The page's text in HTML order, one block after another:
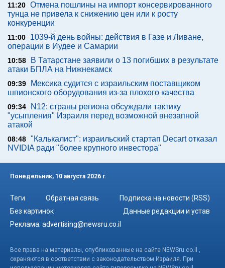
11:20 Отмена пошлины на импорт консервированного
тунца не привела к снижению цен или к росту
конкуренции
11:00
1039-й день войны: действия в Газе и Ливане,
операции в Иудее и Самарии
10:58
В Татарстане заявили о 13 погибших в результате
атаки БПЛА на Нижнекамск
09:39
Мексика судится с израильским поставщиком
шпионского оборудования из-за плохого качества
09:34
N12: страны региона обсуждали тактику
"усыпления" Израиля перед возможной внезапной
атакой
08:48 "Калькалист": израильский стартап Decart отказал
NVIDIA ради "более крупного инвестора"
Понедельник, 10 августа 2026 г.
Теги Обратная связь
Подписка на новости (RSS)
Без картинок
Данные редакции и устав
Реклама: advertising@newsru.co.il
Все права на материалы, опубликованные на сайте NEWSru.co.il ,
охраняются в соответствии с законодательством Израиля. При